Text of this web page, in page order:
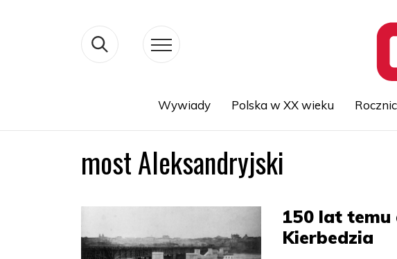
Wywiady Polska w XX wieku
most Aleksandryjski
150 lat
Kierbedzia